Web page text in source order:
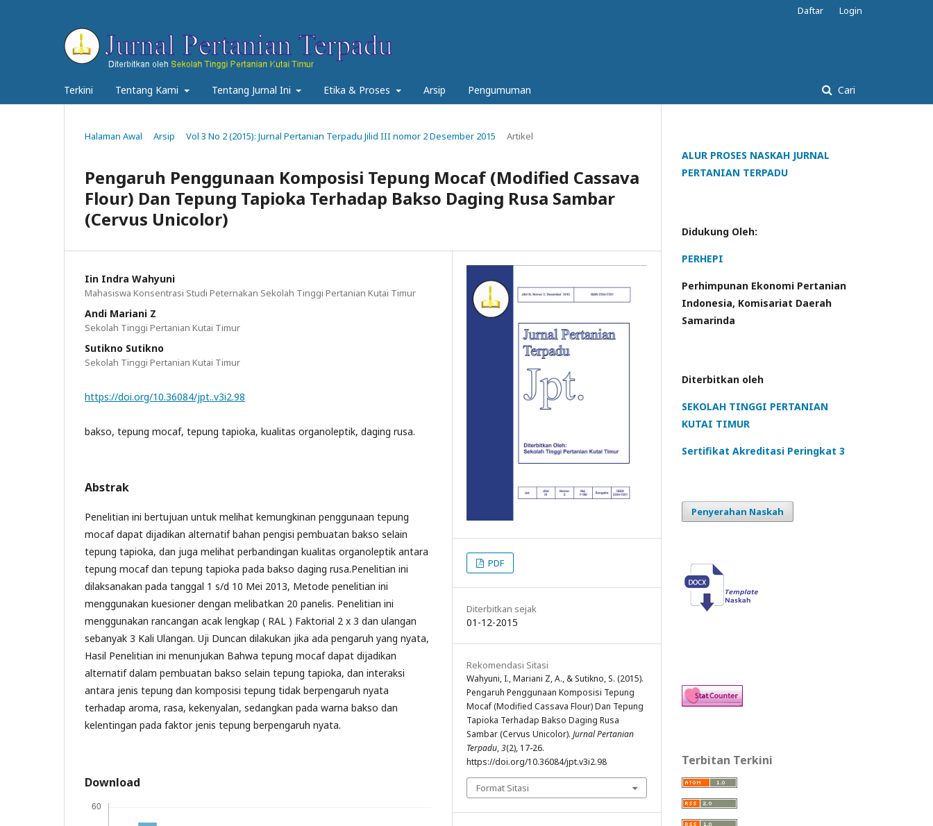
Terkini Tentang Kami Tentang Jurnal Ini Etika & Proses Arsip Pengumuman Cari
Daftar Login
Halaman Awal Arsip Vol 3 No 2 (2015): Jurnal Pertanian Terpadu Jilid III nomor 2 Desember 2015 Artikel
Pengaruh Penggunaan Komposisi Tepung Mocaf (Modified Cassava
Flour) Dan Tepung Tapioka Terhadap Bakso Daging Rusa Sambar
(Cervus Unicolor)
Iin Indra Wahyuni
Mahasiswa Konsentrasi Studi Peternakan Sekolah Tinggi Pertanian Kutai Timur
Andi Mariani Z
Sekolah Tinggi Pertanian Kutai Timur
Sutikno Sutikno
Sekolah Tinggi Pertanian Kutai Timur
https://doi.org/10.36084/jpt..v3i2.98
bakso, tepung mocaf, tepung tapioka, kualitas organoleptik, daging rusa.
Abstrak
Penelitian ini bertujuan untuk melihat kemungkinan penggunaan tepung
mocaf dapat dijadikan alternatif bahan pengisi pembuatan bakso selain
tepung tapioka, dan juga melihat perbandingan kualitas organoleptik antara
tepung mocaf dan tepung tapioka pada bakso daging rusa.Penelitian ini
dilaksanakan pada tanggal 1 s/d 10 Mei 2013, Metode penelitian ini
menggunakan kuesioner dengan melibatkan 20 panelis. Penelitian ini
menggunakan rancangan acak lengkap ( RAL ) Faktorial 2 x 3 dan ulangan
sebanyak 3 Kali Ulangan. Uji Duncan dilakukan jika ada pengaruh yang nyata,
Hasil Penelitian ini menunjukan Bahwa tepung mocaf dapat dijadikan
alternatif dalam pembuatan bakso selain tepung tapioka, dan interaksi
antara jenis tepung dan komposisi tepung tidak berpengaruh nyata
terhadap aroma, rasa, kekenyalan, sedangkan pada warna bakso dan
kelentingan pada faktor jenis tepung berpengaruh nyata.
Download
PDF
Diterbitkan sejak
01-12-2015
Rekomendasi Sitasi
Wahyuni, I., Mariani Z, A., & Sutikno, S. (2015).
Pengaruh Penggunaan Komposisi Tepung
Mocaf (Modified Cassava Flour) Dan Tepung
Tapioka Terhadap Bakso Daging Rusa
Sambar (Cervus Unicolor). Jurnal Pertanian
Terpadu,3(2), 17-26.
https://doi.org/10.36084/jpt.v3i2.98
Format Sitasi
ALUR PROSES NASKAH JURNAL
PERTANIAN TERPADU
Didukung Oleh:
PERHEPI
Perhimpunan Ekonomi Pertanian
Indonesia, Komisariat Daerah
Samarinda
Diterbitkan oleh
SEKOLAH TINGGI PERTANIAN
KUTAI TIMUR
Sertifikat Akreditasi Peringkat 3
Penyerahan Naskah
Terbitan Terkini